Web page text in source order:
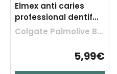
Elmex anti caries
professional dentif
75ml
Colgate Palmolive Belgium
5,99€